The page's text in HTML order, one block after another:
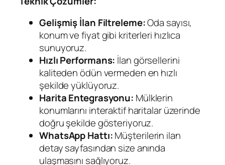
Gelişmiş İlan Filtreleme:Oda sayısı,
konum ve fiyat gibi kriterleri hızlıca
sunuyoruz.
Hızlı Performans: İlan görsellerini
kaliteden ödün vermeden en hızlı
şekilde yüklüyoruz.
Harita Entegrasyonu: Mülklerin
konumlarını interaktif haritalar üzerinde
doğru şekilde gösteriyoruz.
WhatsApp Hattı:Müşterilerin ilan
detay sayfasından size anında
ulaşmasını sağlıyoruz.